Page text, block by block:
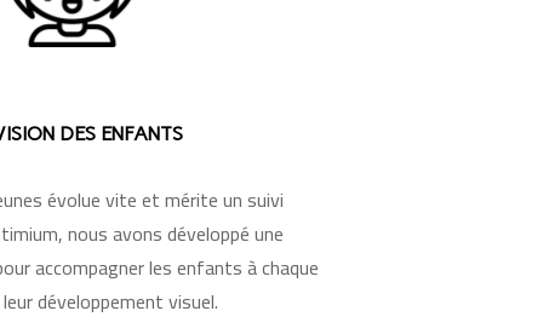
DES ENFANTS
évolue vite et mérite un suivi
nous avons développé une
accompagner les enfants à chaque
développement visuel.